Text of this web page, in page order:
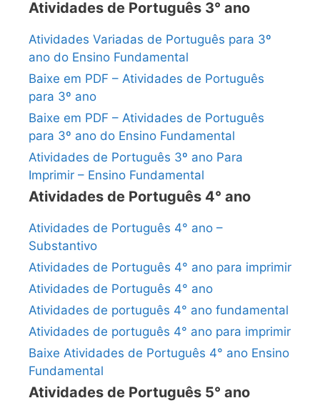
Atividades de Português 3° ano
Atividades Variadas de Português para 3º
ano do Ensino Fundamental
Baixe em PDF – Atividades de Português
para 3º ano
Baixe em PDF – Atividades de Português
para 3º ano do Ensino Fundamental
Atividades de Português 3º ano Para
Imprimir – Ensino Fundamental
Atividades de Português 4° ano
Atividades de Português 4° ano –
Substantivo
Atividades de Português 4° ano para imprimir
Atividades de Português 4° ano
Atividades de português 4° ano fundamental
Atividades de português 4° ano para imprimir
Baixe Atividades de Português 4° ano Ensino
Fundamental
Atividades de Português 5° ano